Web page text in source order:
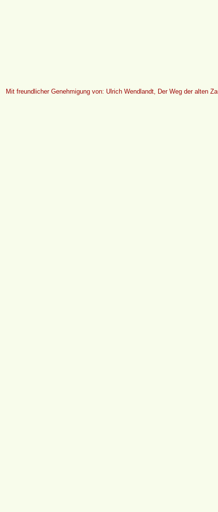
Mit freundlicher Genehmigung von: Ulrich Wendlandt, Der Weg der alten